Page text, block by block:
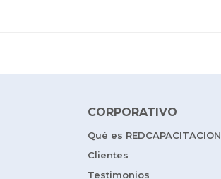
CORPORATIVO
Qué es REDCAPACITACION
Clientes
Testimonios